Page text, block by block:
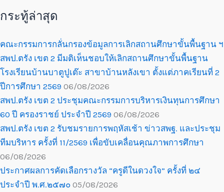
กระทู้ล่าสุด
คณะกรรมการกลั่นกรองข้อมูลการเลิกสถานศึกษาขั้นพื้นฐาน ฯ
สพป.ตรัง เขต 2 มีมติเห็นชอบให้เลิกสถานศึกษาขั้นพื้นฐาน
โรงเรียนบ้านบาตูปูเต๊ะ สาขาบ้านหลังเขา ตั้งแต่ภาคเรียนที่ 2
ปีการศึกษา 2569 06/08/2026
สพป.ตรัง เขต 2 ประชุมคณะกรรมการบริหารเงินทุนการศึกษา
60 ปี ครองราชย์ ประจำปี 2569 06/08/2026
สพป.ตรัง เขต 2 รับชมรายการพฤหัสเช้า ข่าวสพฐ. และประชุม
ทีมบริหาร ครั้งที่ 11/2569 เพื่อขับเคลื่อนคุณภาพการศึกษา
06/08/2026
ประกาศผลการคัดเลือกรางวัล “ครูดีในดวงใจ” ครั้งที่ ๒๔
ประจำปี พ.ศ.๒๕๗๐ 05/08/2026